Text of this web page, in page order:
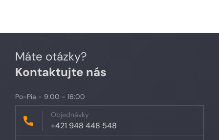
Máte otázky?
Kontaktujte nás
Po-Pia - 9:00 - 16:00
Objednávky
+421 948 448 548